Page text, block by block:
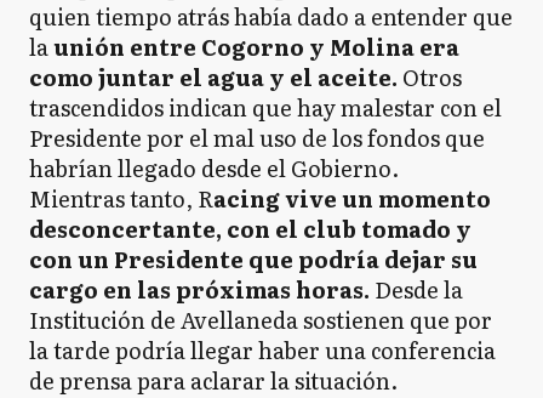
quien tiempo atrás había dado a entender que
launión entre Cogorno y Molina era
como juntar el agua y el aceite. Otros
trascendidos indican que hay malestar con el
Presidente por el mal uso de los fondos que
habrían llegado desde el Gobierno.
Mientras tanto, Racing vive un momento
desconcertante, con el club tomado y
con un Presidente que podría dejar su
cargo en las próximas horas. Desde la
Institución de Avellaneda sostienen que por
la tarde podría llegar haber una conferencia
de prensa para aclarar la situación.